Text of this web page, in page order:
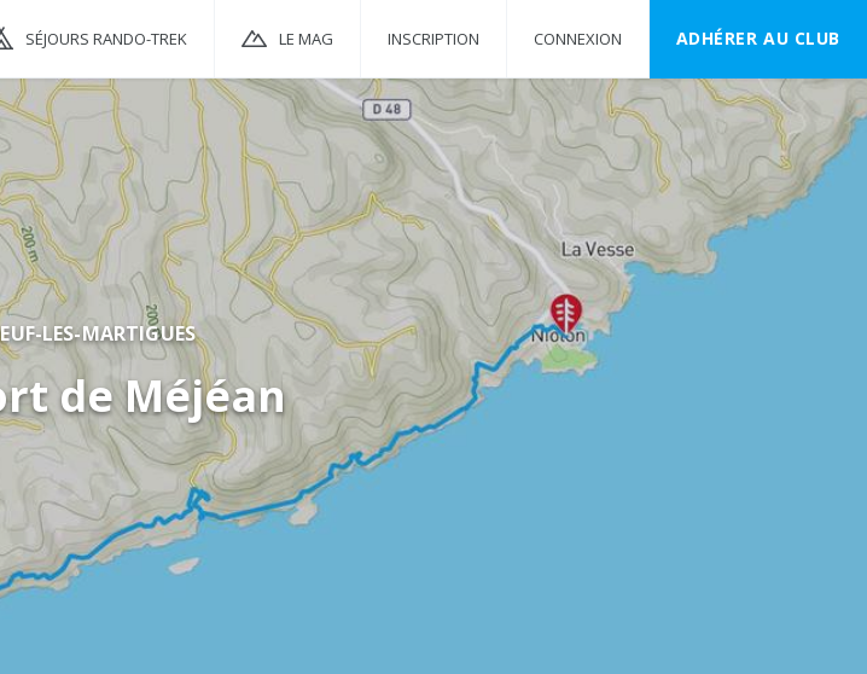
SÉJOURS RANDO-TREK LE MAG INSCRIPTION CONNEXION ADHÉRER AU CLUB
LES-MARTIGUES
de Méjéan